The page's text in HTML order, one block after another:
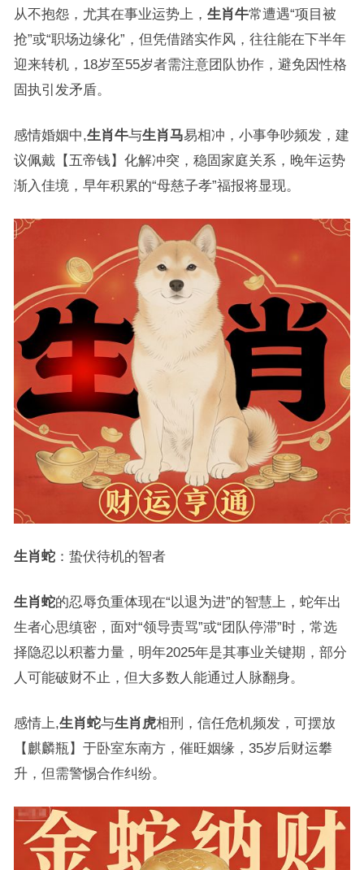
从不抱怨，尤其在事业运势上， 生肖牛常遭遇“项目被
抢”或“职场边缘化”，但凭借踏实作风，往往能在下半年
迎来转机，18岁至55岁者需注意团队协作，避免因性格
固执引发矛盾。
感情婚姻中,生肖牛与生肖马易相冲，小事争吵频发，建
议佩戴【五帝钱】化解冲突，稳固家庭关系，晚年运势
渐入佳境，早年积累的“母慈子孝”福报将显现。
生肖蛇：蛰伏待机的智者
生肖蛇的忍辱负重体现在“以退为进”的智慧上，蛇年出
生者心思缜密，面对“领导责骂”或“团队停滞”时，常选
择隐忍以积蓄力量，明年2025年是其事业关键期，部分
人可能破财不止，但大多数人能通过人脉翻身。
感情上,生肖蛇与生肖虎相刑，信任危机频发，可摆放
【麒麟瓶】于卧室东南方，催旺姻缘，35岁后财运攀
升，但需警惕合作纠纷。